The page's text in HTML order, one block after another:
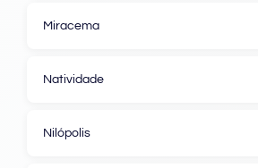
Miracema
Natividade
Nilópolis